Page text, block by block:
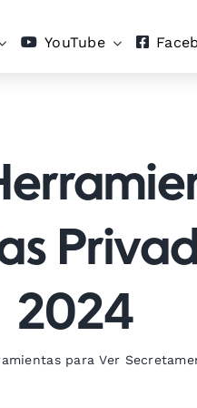
YouTube
2024
para Ver